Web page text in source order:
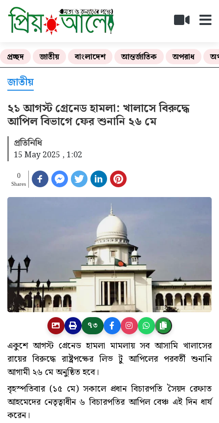
প্রচ্ছদ জাতীয় বাংলাদেশ আন্তর্জাতিক অপরাধ
জাতীয়
২১ আগস্ট গ্রেনেড হামলা: খালাসে বিরুদ্ধে
আপিল বিভাগে ফের শুনানি ২৬ মে
প্রতিনিধি
15 May 2025 , 1:02
0
Shares
৭৩
একুশে আগস্ট গ্রেনেড হামলা মামলায় সব আসামি খালাসের
রায়ের বিরুদ্ধে রাষ্ট্রপক্ষের লিভ টু আপিলের পরবর্তী শুনানি
আগামী ২৬ মে অনুষ্ঠিত হবে।
বৃহস্পতিবার (১৫ মে) সকালে প্রধান বিচারপতি সৈয়দ রেফাত
আহমেদের নেতৃত্বাধীন ৬ বিচারপতির আপিল বেঞ্চ এই দিন ধার্য
করেন।